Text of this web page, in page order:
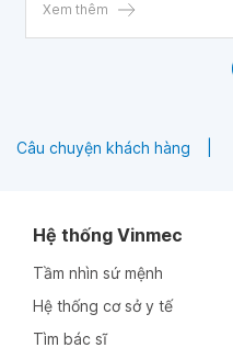
Xem thêm
Câu chuyện khách hàng
Hệ thống Vinmec
Tầm nhìn sứ mệnh
Hệ thống cơ sở y tế
Tìm bác sĩ